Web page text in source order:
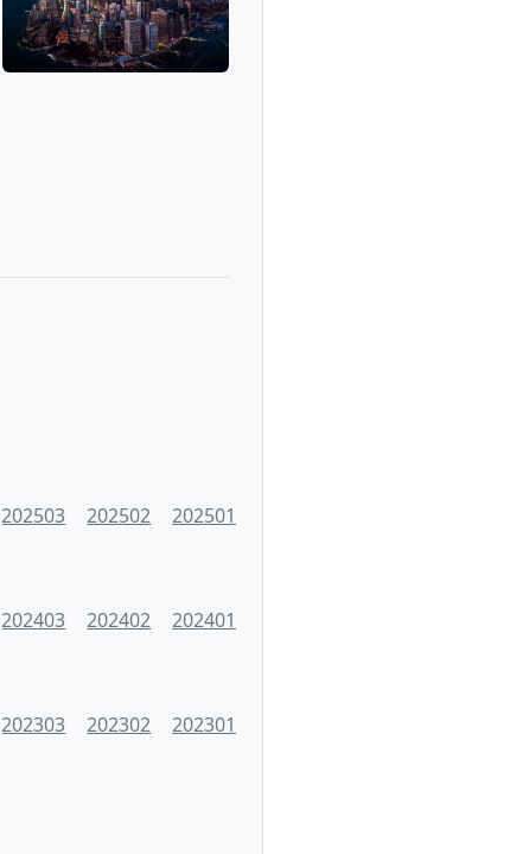
202503 202502 202501
202403 202402 202401
202303 202302 202301